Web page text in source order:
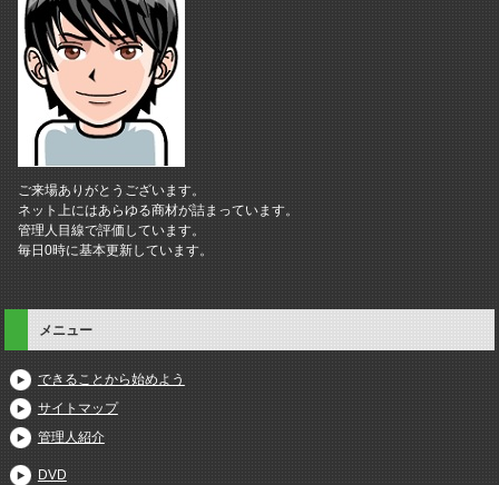
ご来場ありがとうございます。
ネット上にはあらゆる商材が詰まっています。
管理人目線で評価しています。
毎日0時に基本更新しています。
メニュー
できることから始めよう
サイトマップ
管理人紹介
DVD